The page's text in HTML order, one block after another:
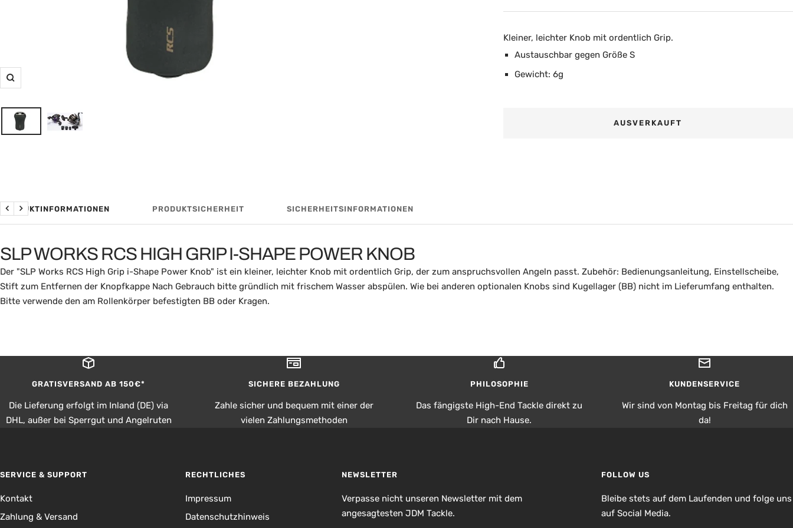
Zoom
Kleiner, leichter Knob mit ordentlich Grip.
Austauschbar gegen Größe S
Gewicht: 6g
AUSVERKAUFT
PRODUKTINFORMATIONEN PRODUKTSICHERHEIT SICHERHEITSINFORMATIONEN
Zurück
Weiter
SLP WORKS RCS HIGH GRIP I-SHAPE POWER KNOB
Der "SLP Works RCS High Grip i-Shape Power Knob" ist ein kleiner, leichter Knob mit ordentlich Grip, der zum anspruchsvollen Angeln passt. Zubehör: Bedienungsanleitung, Einstellscheibe,
Stift zum Entfernen der Knopfkappe Nach Gebrauch bitte gründlich mit frischem Wasser abspülen. Wie bei anderen optionalen Knobs sind Kugellager (BB) nicht im Lieferumfang enthalten.
Bitte verwende den am Rollenkörper befestigten BB oder Kragen.
GRATISVERSAND AB 150€*
Die Lieferung erfolgt im Inland (DE) via
DHL, außer bei Sperrgut und Angelruten
SICHERE BEZAHLUNG
Zahle sicher und bequem mit einer der
vielen Zahlungsmethoden
PHILOSOPHIE
Das fängigste High-End Tackle direkt zu
Dir nach Hause.
KUNDENSERVICE
Wir sind von Montag bis Freitag für dich
da!
SERVICE & SUPPORT
Kontakt
Zahlung & Versand
RECHTLICHES
Impressum
Datenschutzhinweis
NEWSLETTER
Verpasse nicht unseren Newsletter mit dem
angesagtesten JDM Tackle.
FOLLOW US
Bleibe stets auf dem Laufenden und folge uns
auf Social Media.